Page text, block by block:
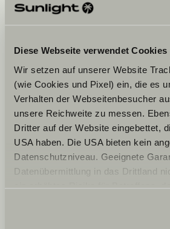
Diese Webseite verwendet Cookies
Wir setzen auf unserer Website
(wie Cookies und Pixel) ein, die es
Verhalten der Webseitenbesucher
unsere Reichweite zu messen.
Dritter auf der Website eingebettet,
USA haben. Die USA bieten kein
Datenschutzniveau. Geeignete
Datenübermittlung in das Drittland
ein erhöhtes Risiko für Betroffene,
zustehen. Eingesetzte Dienstleister
Váš
termín
Date
Souhlasím s tím, aby